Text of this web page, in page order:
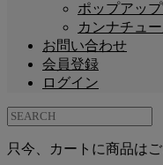
ポップアッ
カンナチュ
お問い合わせ
会員登録
ログイン
只今、カートに商品はご